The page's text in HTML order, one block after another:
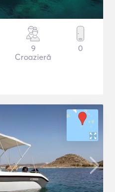
9
Croazieră
0